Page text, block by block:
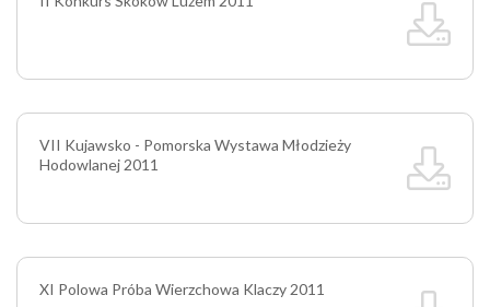
VII Kujawsko - Pomorska Wystawa Młodzieży
Hodowlanej 2011
XI Polowa Próba Wierzchowa Klaczy 2011